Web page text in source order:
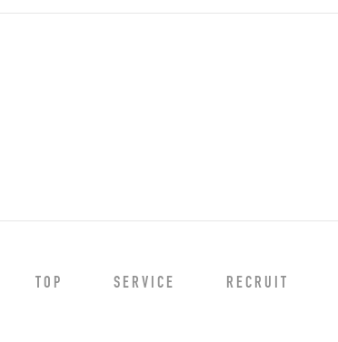
TOP SERVICE RECRUIT